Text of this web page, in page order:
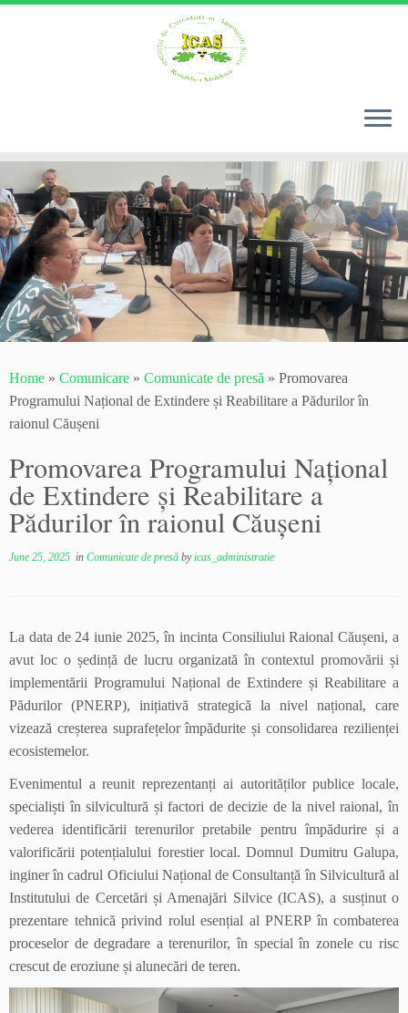
to
content
Home » Comunicare » Comunicate de presă » Promovarea
Programului Național de Extindere și Reabilitare a Pădurilor în
raionul Căușeni
Promovarea Programului Național
de Extindere și Reabilitare a
Pădurilor în raionul Căușeni
June 25, 2025 in Comunicate de presă byicas_administratie
La data de 24 iunie 2025, în incinta Consiliului Raional Căușeni, a
avut loc o ședință de lucru organizată în contextul promovării și
implementării Programului Național de Extindere și Reabilitare a
Pădurilor (PNERP), inițiativă strategică la nivel național, care
vizează creșterea suprafețelor împădurite și consolidarea rezilienței
ecosistemelor.
Evenimentul a reunit reprezentanți ai autorităților publice locale,
specialiști în silvicultură și factori de decizie de la nivel raional, în
vederea identificării terenurilor pretabile pentru împădurire și a
valorificării potențialului forestier local. Domnul Dumitru Galupa,
inginer în cadrul Oficiului Național de Consultanță în Silvicultură al
Institutului de Cercetări și Amenajări Silvice (ICAS), a susținut o
prezentare tehnică privind rolul esențial al PNERP în combaterea
proceselor de degradare a terenurilor, în special în zonele cu risc
crescut de eroziune și alunecări de teren.